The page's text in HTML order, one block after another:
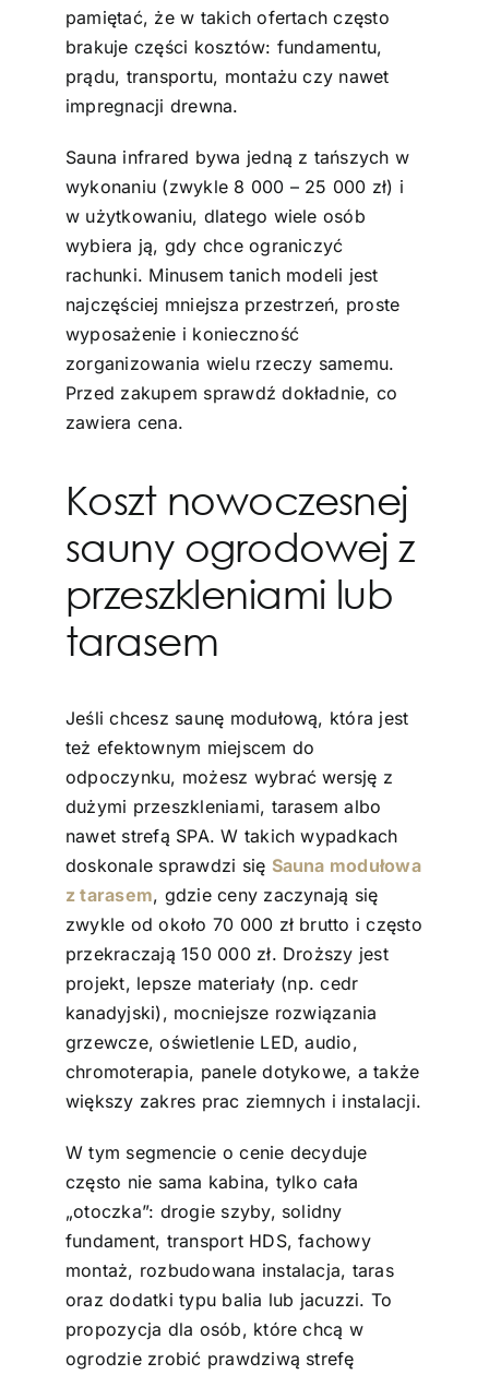
pamiętać, że w takich ofertach często
brakuje części kosztów: fundamentu,
prądu, transportu, montażu czy nawet
impregnacji drewna.
Sauna infrared bywa jedną z tańszych w
wykonaniu (zwykle 8 000 – 25 000 zł) i
w użytkowaniu, dlatego wiele osób
wybiera ją, gdy chce ograniczyć
rachunki. Minusem tanich modeli jest
najczęściej mniejsza przestrzeń, proste
wyposażenie i konieczność
zorganizowania wielu rzeczy samemu.
Przed zakupem sprawdź dokładnie, co
zawiera cena.
Koszt nowoczesnej
sauny ogrodowej z
przeszkleniami lub
tarasem
Jeśli chcesz saunę modułową, która jest
też efektownym miejscem do
odpoczynku, możesz wybrać wersję z
dużymi przeszkleniami, tarasem albo
nawet strefą SPA. W takich wypadkach
doskonale sprawdzi się Sauna modułowa
z tarasem, gdzie ceny zaczynają się
zwykle od około 70 000 zł brutto i często
przekraczają 150 000 zł. Droższy jest
projekt, lepsze materiały (np. cedr
kanadyjski), mocniejsze rozwiązania
grzewcze, oświetlenie LED, audio,
chromoterapia, panele dotykowe, a także
większy zakres prac ziemnych i instalacji.
W tym segmencie o cenie decyduje
często nie sama kabina, tylko cała
„otoczka”: drogie szyby, solidny
fundament, transport HDS, fachowy
montaż, rozbudowana instalacja, taras
oraz dodatki typu balia lub jacuzzi. To
propozycja dla osób, które chcą w
ogrodzie zrobić prawdziwą strefę